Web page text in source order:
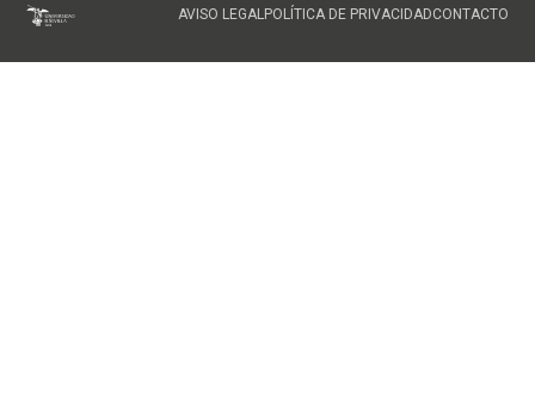
FOOTERAVISO LEGALPOLÍTICA DE PRIVACIDADCONTACTO